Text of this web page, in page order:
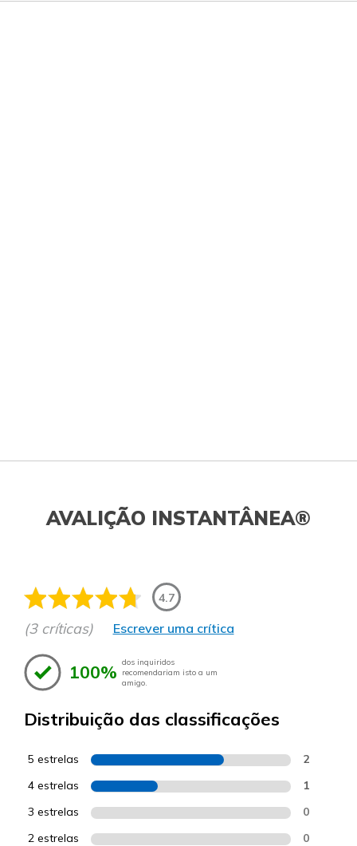
AVALIÇÃO INSTANTÂNEA®
4.7
(3 críticas) Escrever uma crítica
100% dos inquiridos
recomendariam isto a um
amigo.
Distribuição das classificações
5 estrelas 2
4 estrelas 1
3 estrelas 0
2 estrelas 0